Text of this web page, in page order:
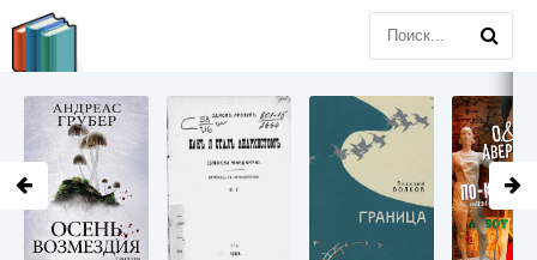
LITMIR.ORG